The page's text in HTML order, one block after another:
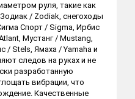
руля, такие как
/ Zodiak, снегоходы
Спорт / Sigma, Ирбис
Мустанг / Mustang,
/ Stels, Ямаха / Yamaha и
следов на руках и не
разработанную
вибрации, что
Качественные